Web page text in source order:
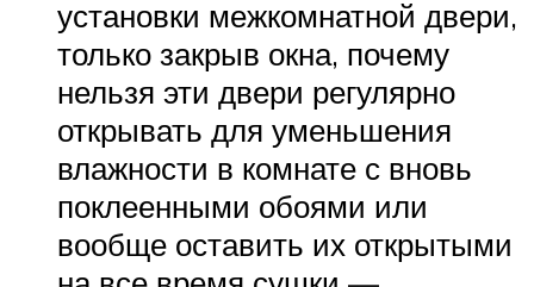
установки межкомнатной двери,
только закрыв окна, почему
нельзя эти двери регулярно
открывать для уменьшения
влажности в комнате с вновь
поклеенными обоями или
вообще оставить их открытыми